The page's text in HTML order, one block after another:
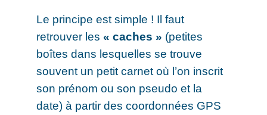
Le principe est simple ! Il faut
retrouver les« caches » (petites
boîtes dans lesquelles se trouve
souvent un petit carnet où l’on inscrit
son prénom ou son pseudo et la
date) à partir des coordonnées GPS